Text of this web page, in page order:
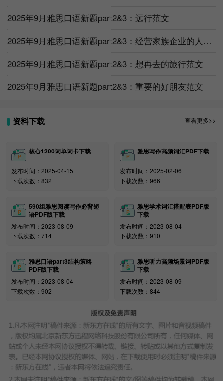
Technology
Stories
Apps
Noise
Parties
Gifts
Public parks or gardens
Hobbies
part 2&3新题汇总
喜欢种植植物的人
你认识的聪明人
激励你做有趣事情的人
小时候最喜欢的朋友
一个有趣的邻居
描述一个对社会有贡献的人
描述一个受欢迎的人
描述一个你将来想一起工作的家庭成员
愿意与你公开分享事情的人
帮助保护环境的人
崇拜的运动员/运动队
一个充满活力的人
一个你喜欢交谈的人
只见过一面想进一步了解的人
一个你非常喜欢的人
Object(具体)
你认为漂亮的物体
2025年9月雅思口语新题part2&3：远行范文
2025年9月雅思口语新题part2&3：经营家族企业的人范文
2025年9月雅思口语新题part2&3：想再去的旅行范文
2025年9月雅思口语新题part2&3：重要的好朋友范文
资料下载 查看更多>>
核心1200词单词卡下载
发布时间：2025-04-15
下载次数：832
雅思写作高频词汇PDF下载
发布时间：2025-02-06
下载次数：966
590组雅思阅读写作必背短
语PDF版下载
发布时间：2023-08-09
下载次数：714
雅思学术词汇搭配表PDF版
下载
发布时间：2023-08-04
下载次数：910
雅思口语part3结构策略
PDF版下载
发布时间：2023-08-04
下载次数：902
雅思听力高频场景词PDF版
下载
发布时间：2023-08-09
下载次数：844